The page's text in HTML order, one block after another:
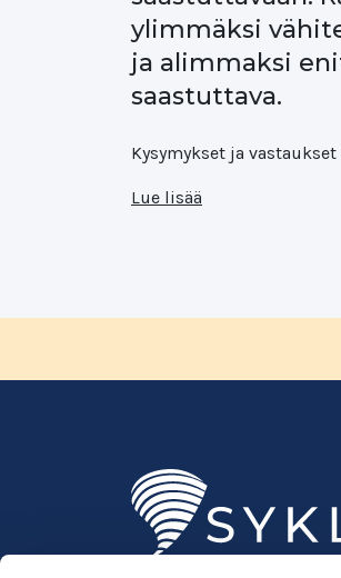
ylimmäksi
ja alimmaksi
saastuttava.
Kysymykset ja
Lue lisää